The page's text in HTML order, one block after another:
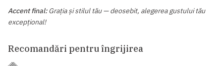
Accent final:Grația și stilul tău — deosebit, alegerea gustului tău
excepțional!
Recomandări pentru îngrijirea